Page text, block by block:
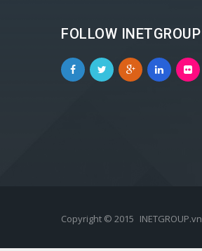
FOLLOW INETGROUP
Copyright © 2015 INETGROUP.vn